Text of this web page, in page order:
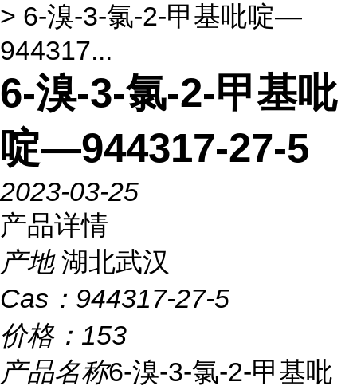
> 6-溴-3-氯-2-甲基吡啶—
944317...
6-溴-3-氯-2-甲基吡
啶—944317-27-5
2023-03-25
产品详情
产地 湖北武汉
Cas： 944317-27-5
价格： 153
产品名称6-溴-3-氯-2-甲基吡